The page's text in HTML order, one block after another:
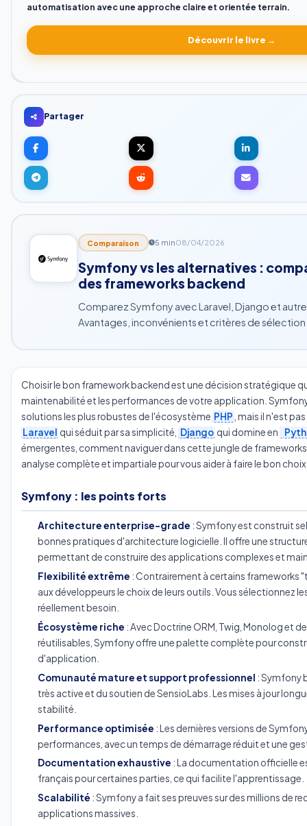
Comparaison 5 min08/04/2026
Symfony vs les alternatives :
des frameworks backend
Comparez Symfony avec Laravel, Django et
Avantages, inconvénients et critères de
Choisir le bon framework backend est une décision stratégique
maintenabilité et les performances de votre application.
solutions les plus robustes de l'écosystème PHP , mais il n'est
Laravel qui séduit par sa simplicité, Django qui domine en
émergentes, comment naviguer dans cette jungle de
analyse complète et impartiale pour vous aider à faire le bon
Symfony : les points forts
Architecture enterprise-grade : Symfony est construit
bonnes pratiques d'architecture logicielle. Il offre une
permettant de construire des applications complexes et
Flexibilité extrême : Contrairement à certains frameworks
aux développeurs le choix de leurs outils. Vous sélectionnez
réellement besoin.
Écosystème riche : Avec Doctrine ORM, Twig, Monolog et
réutilisables, Symfony offre une palette complète pour
d'application.
Comunauté mature et support professionnel : Symfony
très active et du soutien de SensioLabs. Les mises à jour
stabilité.
Performance optimisée : Les dernières versions de
performances, avec un temps de démarrage réduit et une
Documentation exhaustive : La documentation officielle
français pour certaines parties, ce qui facilite l'apprentissage.
Scalabilité : Symfony a fait ses preuves sur des millions de
applications massives.
automatisation avec une approche claire et orientée terrain.
Découvrir le livre →
Partager